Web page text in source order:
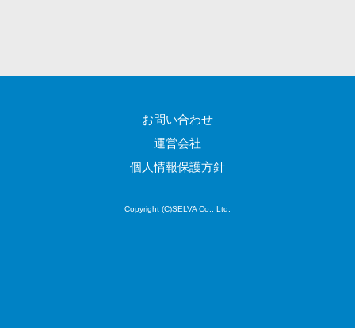
務支援サービス
モバイルオー
ダーシステム
ステム
お問い合わせ
運営会社
個人情報保護方針
Copyright (C)SELVA Co., Ltd.